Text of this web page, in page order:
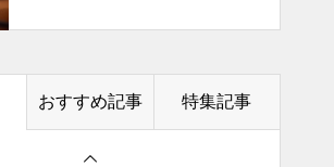
跡
に疲れたときの対処法５選
おすすめ記事 特集記事
テーマです。
土用の丑の日・・・余計なこと